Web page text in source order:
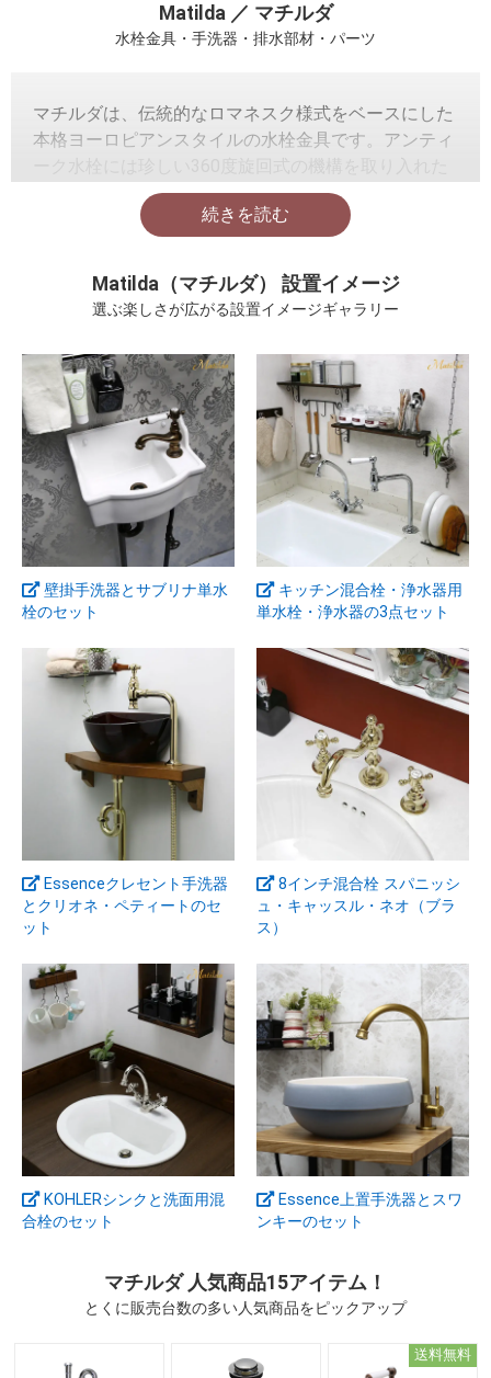
Matilda ／ マチルダ
水栓金具・手洗器・排水部材・パーツ
マチルダは、伝統的なロマネスク様式をベースにした
本格ヨーロピアンスタイルの水栓金具です。アンティ
海外仕様のダイナミックなロングスパウト（吐水部
分）は、大型洗面器をフルに活用できる機能的にも優
して改良設計されており、日本製パーツを随所に取り
入れているため耐久性と汎用性に優れ、日本の水道環
境に適した仕様となっています。
マチルダは、ヨーロピアン・デザインの伝統的フォル
ムをベースにしたデザイン性と、日本製パーツの信頼
性を併せ持つ今までにないタイプのネオ・クラシック
水栓金具です。
日本製の質の良い陶器をベースにしたオリジナルデザ
インの小型手洗器や汎用性の高い排水金具なども取り
扱っています。
メンテナンスパーツも常備ご用意していますので、万
で、バックアップ保証体制も大変重要視しています。
下記ページでマチルダの特長やこだわりをより詳しく
ご紹介していますので、ぜひご覧下さい。
【オフィシャルサイトのご案内】
マチルダ公式サイトでは製品情報、承認図PDF等を掲
載しています。
https://www.matilda-faucet.com/
Matilda（マチルダ） 設置イメージ
選ぶ楽しさが広がる設置イメージギャラリー
壁掛手洗器とサブリナ単水
栓のセット
キッチン混合栓・浄水器用
単水栓・浄水器の3点セット
Essenceクレセント手洗器
とクリオネ・ペティートのセ
ット
8インチ混合栓 スパニッシ
ュ・キャッスル・ネオ（ブラ
ス）
KOHLERシンクと洗面用混
合栓のセット
Essence上置手洗器とスワ
ンキーのセット
マチルダ 人気商品15アイテム！
とくに販売台数の多い人気商品をピックアップ
送料無料